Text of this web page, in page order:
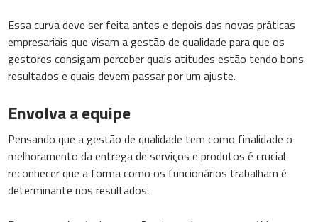
Essa curva deve ser feita antes e depois das novas práticas
empresariais que visam a gestão de qualidade para que os
gestores consigam perceber quais atitudes estão tendo bons
resultados e quais devem passar por um ajuste.
Envolva a equipe
Pensando que a gestão de qualidade tem como finalidade o
melhoramento da entrega de serviços e produtos é crucial
reconhecer que a forma como os funcionários trabalham é
determinante nos resultados.